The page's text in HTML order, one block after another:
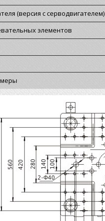
(версия с серводвигателем)
элементов